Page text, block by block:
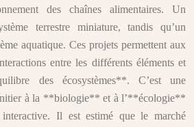
des chaînes alimentaires. Un
terrestre miniature, tandis qu’un
aquatique. Ces projets permettent aux
entre les différents éléments et
des écosystèmes**. C’est une
à la **biologie** et à l’**écologie**
Il est estimé que le marché